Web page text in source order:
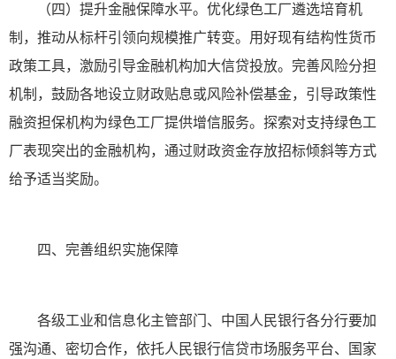
（四）提升金融保障水平。优化绿色工厂遴选培育机
制，推动从标杆引领向规模推广转变。用好现有结构性货币
政策工具，激励引导金融机构加大信贷投放。完善风险分担
机制，鼓励各地设立财政贴息或风险补偿基金，引导政策性
融资担保机构为绿色工厂提供增信服务。探索对支持绿色工
厂表现突出的金融机构，通过财政资金存放招标倾斜等方式
给予适当奖励。
四、完善组织实施保障
各级工业和信息化主管部门、中国人民银行各分行要加
强沟通、密切合作，依托人民银行信贷市场服务平台、国家